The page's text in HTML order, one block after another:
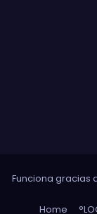
Funciona gracias
Home